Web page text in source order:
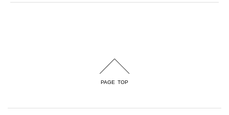
PAGE TOP